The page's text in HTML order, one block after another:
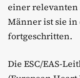
einer
Männer ist sie
fortgeschritten.
Die ESC/EAS-